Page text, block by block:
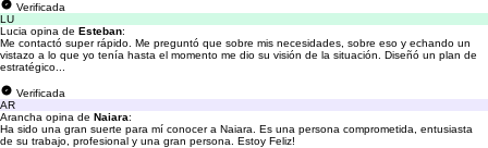
Verificada
LU
Lucia opina de Esteban:
Me contactó super rápido. Me preguntó que sobre mis necesidades, sobre eso y echando un
vistazo a lo que yo tenía hasta el momento me dio su visión de la situación. Diseñó un plan de
estratégico...
Verificada
AR
Arancha opina de Naiara:
Ha sido una gran suerte para mí conocer a Naiara. Es una persona comprometida, entusiasta
de su trabajo, profesional y una gran persona. Estoy Feliz!